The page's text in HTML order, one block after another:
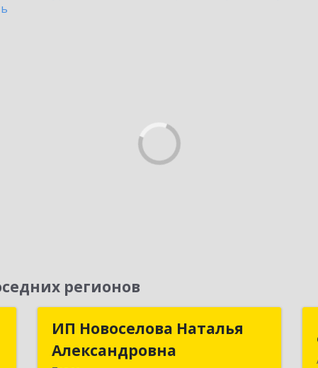
регионов
ИП Новоселова Наталья
Александровна
ИП Новоселова Наталья
Александровна